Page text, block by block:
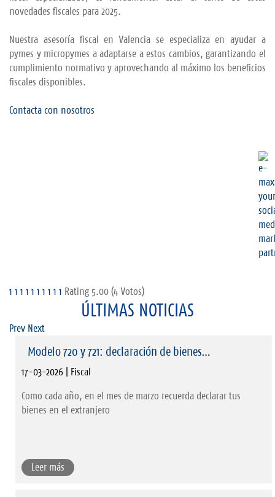
novedades fiscales para 2025.
Nuestra asesoría fiscal en Valencia se especializa en ayudar a
pymes y micropymes a adaptarse a estos cambios, garantizando el
cumplimiento normativo y aprovechando al máximo los beneficios
fiscales disponibles.
Contacta con nosotros
1 1 1 1 1 1 1 1 1 1 Rating 5.00 (4 Votos)
ÚLTIMAS NOTICIAS
Prev Next
Modelo 720 y 721: declaración de bienes…
17-03-2026 | Fiscal
Como cada año, en el mes de marzo recuerda declarar tus
bienes en el extranjero
Leer más